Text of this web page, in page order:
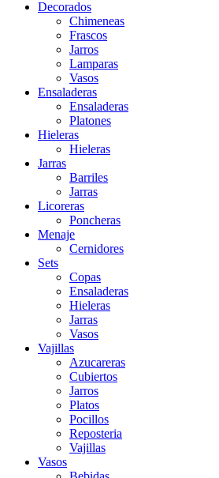
Decorados
Chimeneas
Frascos
Jarros
Lamparas
Vasos
Ensaladeras
Ensaladeras
Platones
Hieleras
Hieleras
Jarras
Barriles
Jarras
Licoreras
Poncheras
Menaje
Cernidores
Sets
Copas
Ensaladeras
Hieleras
Jarras
Vasos
Vajillas
Azucareras
Cubiertos
Jarros
Platos
Pocillos
Reposteria
Vajillas
Vasos